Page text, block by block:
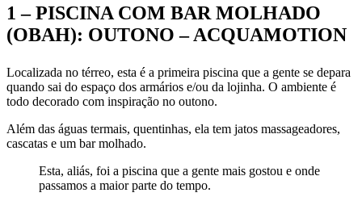
1 – PISCINA COM BAR MOLHADO
(OBAH): OUTONO – ACQUAMOTION
Localizada no térreo, esta é a primeira piscina que a gente se depara
quando sai do espaço dos armários e/ou da lojinha. O ambiente é
todo decorado com inspiração no outono.
Além das águas termais, quentinhas, ela tem jatos massageadores,
cascatas e um bar molhado.
Esta, aliás, foi a piscina que a gente mais gostou e onde
passamos a maior parte do tempo.